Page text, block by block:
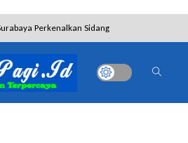
Perkenalkan Sidang
Ketentuan Baru KUHAP